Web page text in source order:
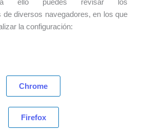
ello puedes revisar los
de diversos navegadores, en los que
la configuración:
Chrome
Firefox